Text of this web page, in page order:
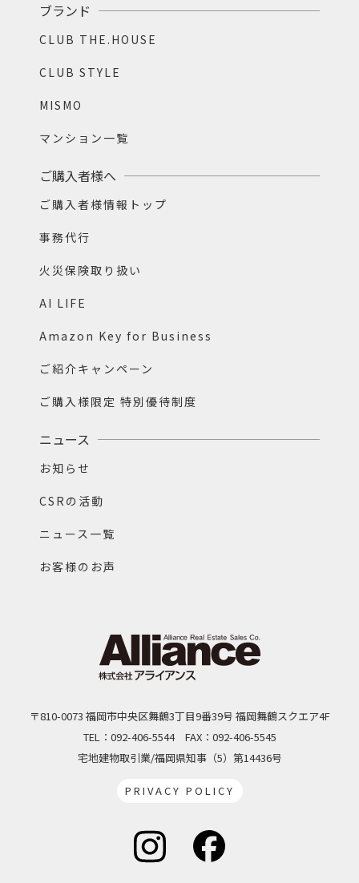
ブランド
CLUB THE.HOUSE
CLUB STYLE
MISMO
マンション一覧
ご購入者様へ
ご購入者様情報トップ
事務代行
火災保険取り扱い
AI LIFE
Amazon Key for Business
ご紹介キャンペーン
ご購入様限定 特別優待制度
ニュース
お知らせ
CSRの活動
ニュース一覧
お客様のお声
〒810-0073 福岡市中央区舞鶴3丁目9番39号 福岡舞鶴スクエア4F
TEL：092-406-5544 FAX：092-406-5545
宅地建物取引業/福岡県知事（5）第14436号
PRIVACY POLICY